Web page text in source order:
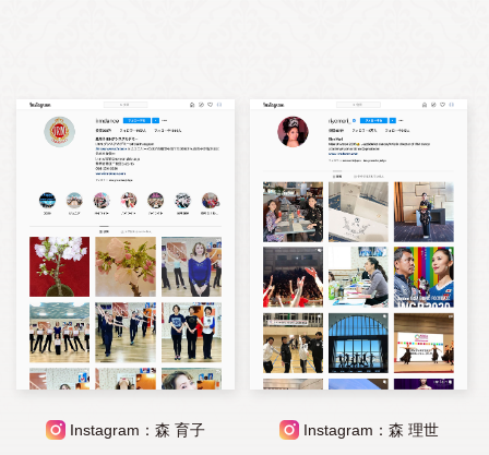
Instagram：森 育子 Instagram：森 理世